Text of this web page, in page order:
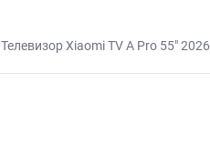
Телевизор Xiaomi TV A Pro 55" 2026